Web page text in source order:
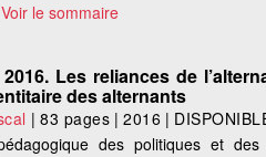
Voir le sommaire
Les reliances de
des alternants
|83 pages |2016 |
des politiques et